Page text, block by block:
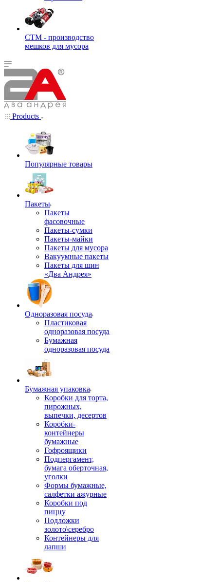
СТМ - производство
мешков для мусора
Products
Популярные товары
Пакеты
Пакеты
фасовочные
Пакеты-сумки
Пакеты-майки
Пакеты для мусора
Вакуумные пакеты
Пакеты для шин
«Два Андрея»
Одноразовая посуда
Пластиковая
одноразовая посуда
Бумажная
одноразовая посуда
Бумажная упаковка
Коробки для торта,
пирожных,
выпечки, десертов
Коробки-
контейнеры
бумажные
Гофроящики
Подпергамент,
бумага оберточная,
уголки
Формы бумажные,
салфетки ажурные
Коробки под
пиццу
Подложки
золото\серебро
Контейнеры для
лапши